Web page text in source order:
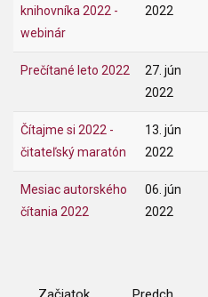
knihovníka 2022 -
webinár
2022
Prečítané leto 2022
27. jún
2022
Čítajme si 2022 -
čitateľský maratón
13. jún
2022
Mesiac autorského
čítania 2022
06. jún
2022